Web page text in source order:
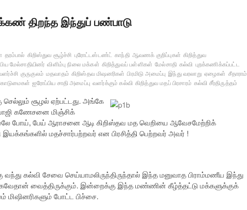
திறந்த இந்துப் பண்பாடு
தரம்பால் கிறிஸ்துவ சூழ்ச்சி புரோட்டஸ்டண்ட் காந்தி ஆவணக் குறிப்புகள் கிறித்துவ
மேல்சாதியினர் விளிம்பு நிலை மக்கள் கிறித்துவப் பள்ளிகள் மேல்சாதி கல்வி புறக்கணிக்கப்பட்ட
குருகுலம் மதவாதம் கிறிஸ்தவ மிஷனரிகள் பிரமிடு அமைப்பு இந்து வரலாறு ஏழைகள் சீதாராம்
ஐரோப்பிய சாதி அமைப்பு வளர்க்கும் கல்வி கிறித்துவ மதப் பிரசாரம் கல்வி சீர்திருத்தம்
செல்லும் சூழல் ஏற்பட்டது. அங்கே
கணேசனை மிஞ்சிக்
போய், பேய் ஆராசனை ஆடி கிறிஸ்தவ மத வெறியை ஆவேசமேற்றிக்
இயக்கங்களில் மதச்சார்பற்றவர் என பிரசித்தி பெற்றவர் அவர் !
கல்வி சேவை செய்யாமலிருந்திருந்தால் இந்த மனுவாத பிராம்மணீய இந்து
வைத்திருக்கும். இன்றைக்கு இந்த மண்ணின் கீழ்த்தட்டு மக்களுக்குக்
மிஷினரிகளும் போட்ட பிச்சை.